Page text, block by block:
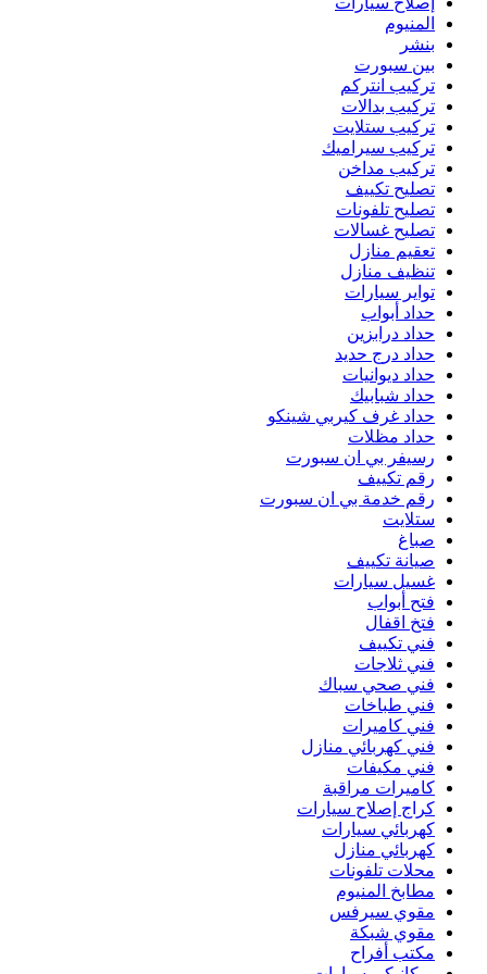
المنيوم
بنشر
بين سبورت
تركيب انتركم
تركيب بدالات
تركيب ستلايت
تركيب سيراميك
تركيب مداخن
تصليح تكييف
تصليح تلفونات
تصليح غسالات
تعقيم منازل
تنظيف منازل
تواير سيارات
حداد أبواب
حداد درابزين
حداد درج حديد
حداد ديوانيات
حداد شبابيك
حداد غرف كيربي شينكو
حداد مظلات
رسيفر بي ان سبورت
رقم تكييف
رقم خدمة بي ان سبورت
ستلايت
صباغ
صيانة تكييف
غسيل سيارات
فتح أبواب
فتخ اقفال
فني تكييف
فني ثلاجات
فني صحي سباك
فني طباخات
فني كاميرات
فني كهربائي منازل
فني مكيفات
كاميرات مراقبة
كراج إصلاح سيارات
كهربائي سيارات
كهربائي منازل
محلات تلفونات
مطابخ المنيوم
مقوي سيرفس
مقوي شبكة
مكتب أفراح